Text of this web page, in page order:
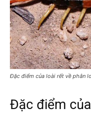
Đặc điểm của loài rết về phân
Đặc điểm